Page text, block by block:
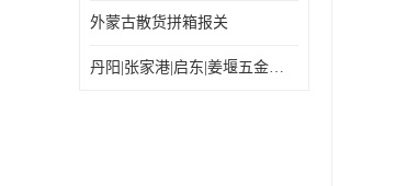
外蒙古散货拼箱报关
丹阳|张家港|启东|姜堰五金机电工具出口乌兰巴托怎么运输较划算